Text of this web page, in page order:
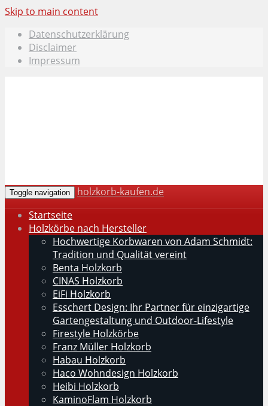
Skip to main content
Datenschutzerklärung
Disclaimer
Impressum
Toggle navigation
holzkorb-kaufen.de
Startseite
Holzkörbe nach Hersteller
Hochwertige Korbwaren von Adam Schmidt:
Tradition und Qualität vereint
Benta Holzkorb
CINAS Holzkorb
EiFi Holzkorb
Esschert Design: Ihr Partner für einzigartige
Gartengestaltung und Outdoor-Lifestyle
Firestyle Holzkörbe
Franz Müller Holzkorb
Habau Holzkorb
Haco Wohndesign Holzkorb
Heibi Holzkorb
KaminoFlam Holzkorb